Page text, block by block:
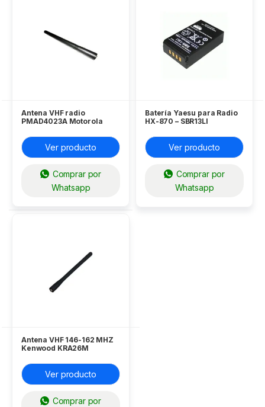
Antena VHF radio
PMAD4023A Motorola
Ver producto
Comprar por
Whatsapp
Batería Yaesu para Radio
HX-870 – SBR13LI
Ver producto
Comprar por
Whatsapp
Antena VHF 146-162 MHZ
Kenwood KRA26M
Ver producto
Comprar por